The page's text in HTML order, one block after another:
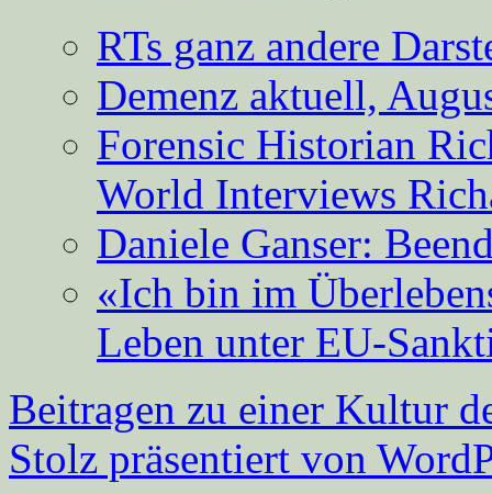
RTs ganz andere
Demenz aktuell,
Forensic Historian
World Interviews
Daniele Ganser:
«Ich bin im
Leben unter EU-
Beitragen zu einer Kultur
Stolz präsentiert von